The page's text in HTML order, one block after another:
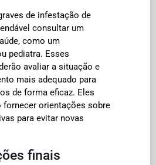
de infestação de
consultar um
como um
pediatra. Esses
avaliar a situação e
mais adequado para
de forma eficaz. Eles
fornecer orientações sobre
para evitar novas
finais